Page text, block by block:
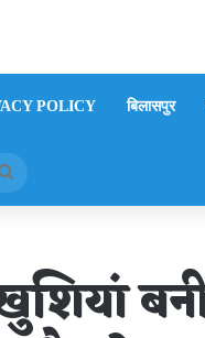
POLICY बिलासपुर
for